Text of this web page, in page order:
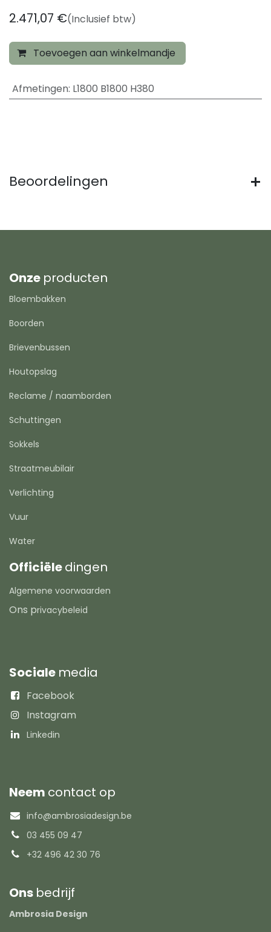
2.471,07 €(Inclusief btw)
Toevoegen aan winkelmandje
Afmetingen: L1800 B1800 H380
Beoordelingen
Onze producten
Bloembakken
Boorden
Brievenbussen
Houtopslag
Reclame / naamborden
Schuttingen
Sokkels
Straatmeubilair
Verlichting
Vuur
Water
Officiëledingen
Algemene voorwaarden
Ons privacybeleid
Sociale media
Facebook
Instagram
Linkedin
Neem contact op
info@ambrosiadesign.be
03 455 09 47
+32 496 42 30 76
Ons bedrijf
Ambrosia Design